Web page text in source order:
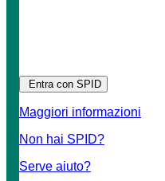
Entra con SPID
Maggiori informazioni
Non hai SPID?
Serve aiuto?